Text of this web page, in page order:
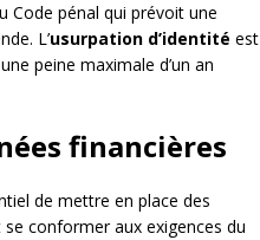
Code pénal qui prévoit une
L’usurpation d’identité est
peine maximale d’un an
financières
de mettre en place des
conformer aux exigences du